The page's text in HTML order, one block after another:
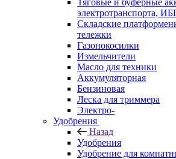
электротранспорта,
Складские
тележки
Газонокосилки
Измельчители
Масло для техники
Аккумуляторная
Бензиновая
Леска для триммера
Электро-
Удобрения
Назад
Удобрения
Удобрение для